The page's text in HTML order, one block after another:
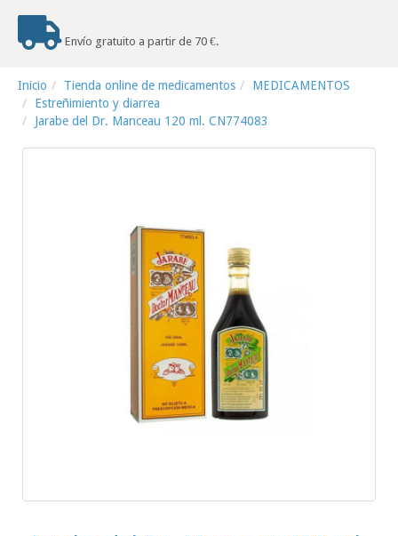
Envío gratuito a partir de 70 €.
Inicio Tienda online de medicamentos
MEDICAMENTOS
Estreñimiento y diarrea
Jarabe del Dr. Manceau 120 ml. CN774083